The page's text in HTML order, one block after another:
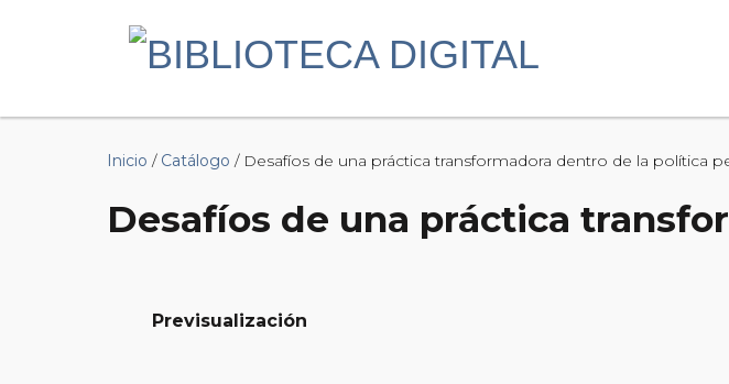
Inicio / Catálogo / Desafíos de una práctica transformadora dentro de la política
Desafíos de una práctica
Previsualización